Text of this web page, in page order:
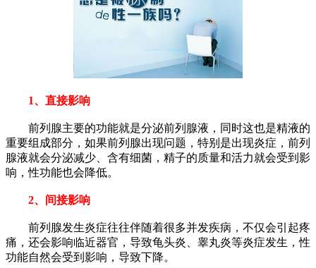
1、直接影响
前列腺主要的功能就是分泌前列腺液，同时这也是精液的
重要组成部分，如果前列腺出现问题，特别是出现炎症，前列
腺液就会分泌减少、含有细菌，精子的质量和活力就会受到影
响，性功能也会降低。
2、间接影响
前列腺发生炎症往往伴随着很多并发疾病，不仅会引起疼
痛，还会影响临近器官，导致龟头炎、睾丸炎等炎症发生，性
功能自然会受到影响，导致下降。